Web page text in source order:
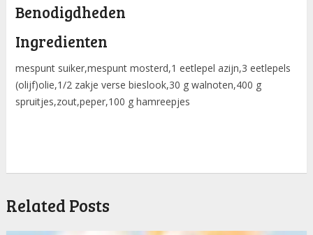
Benodigdheden
Ingredienten
mespunt suiker,mespunt mosterd,1 eetlepel azijn,3 eetlepels
(olijf)olie,1/2 zakje verse bieslook,30 g walnoten,400 g
spruitjes,zout,peper,100 g hamreepjes
Related Posts